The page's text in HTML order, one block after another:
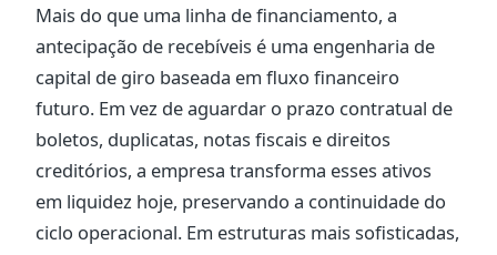
Mais do que uma linha de financiamento, a
antecipação de recebíveis é uma engenharia de
capital de giro baseada em fluxo financeiro
futuro. Em vez de aguardar o prazo contratual de
boletos, duplicatas, notas fiscais e direitos
creditórios, a empresa transforma esses ativos
em liquidez hoje, preservando a continuidade do
ciclo operacional. Em estruturas mais sofisticadas,